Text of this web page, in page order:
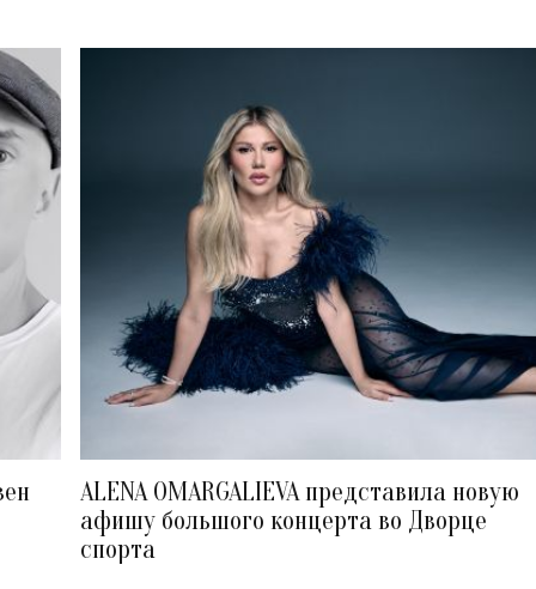
ALENA OMARGALIEVA представила новую
афишу большого концерта во Дворце
спорта